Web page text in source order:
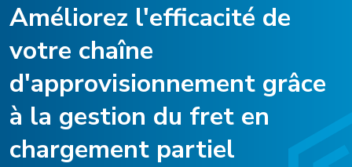
Améliorez l'efficacité de
votre chaîne
d'approvisionnement grâce
à la gestion du fret en
chargement partiel